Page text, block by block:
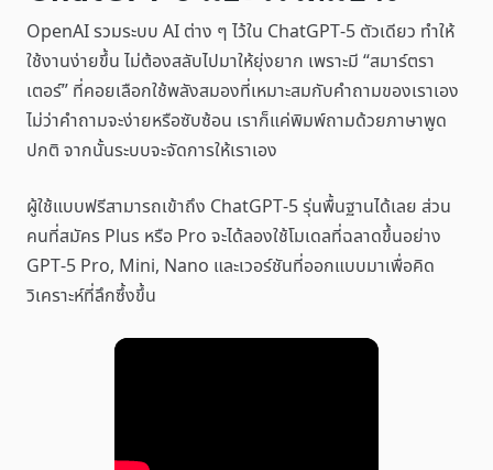
OpenAI รวมระบบ AI ต่าง ๆ ไว้ใน ChatGPT-5 ตัวเดียว ทำให้
ใช้งานง่ายขึ้น ไม่ต้องสลับไปมาให้ยุ่งยาก เพราะมี “สมาร์ตรา
เตอร์” ที่คอยเลือกใช้พลังสมองที่เหมาะสมกับคำถามของเราเอง
ไม่ว่าคำถามจะง่ายหรือซับซ้อน เราก็แค่พิมพ์ถามด้วยภาษาพูด
ปกติ จากนั้นระบบจะจัดการให้เราเอง
ผู้ใช้แบบฟรีสามารถเข้าถึง ChatGPT-5 รุ่นพื้นฐานได้เลย ส่วน
คนที่สมัคร Plus หรือ Pro จะได้ลองใช้โมเดลที่ฉลาดขึ้นอย่าง
GPT-5 Pro, Mini, Nano และเวอร์ชันที่ออกแบบมาเพื่อคิด
วิเคราะห์ที่ลึกซึ้งขึ้น